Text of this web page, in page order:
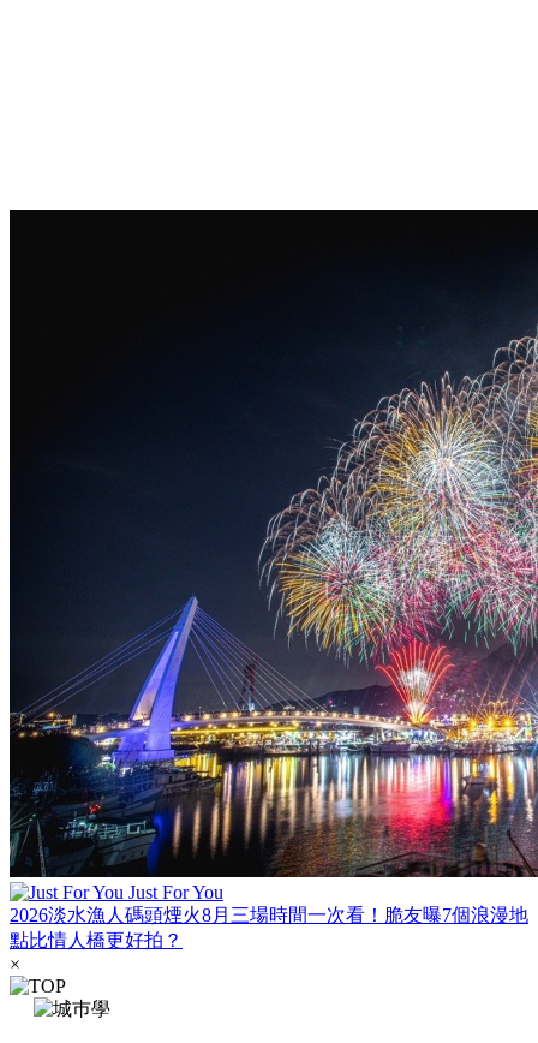
Just For You
2026淡水漁人碼頭煙火8月三場時間一次看！脆友曝7個浪漫地
點比情人橋更好拍？
×